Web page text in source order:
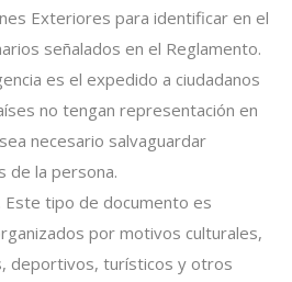
Exteriores para identificar en el
señalados en el Reglamento.
es el expedido a ciudadanos
no tengan representación en
necesario salvaguardar
de la persona.
Este tipo de documento es
por motivos culturales,
deportivos, turísticos y otros